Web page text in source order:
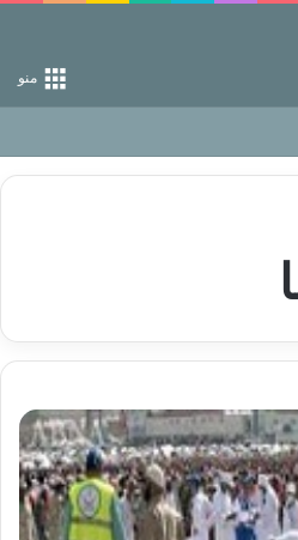
منو
وکناره‌گیری از راه خداست‌!